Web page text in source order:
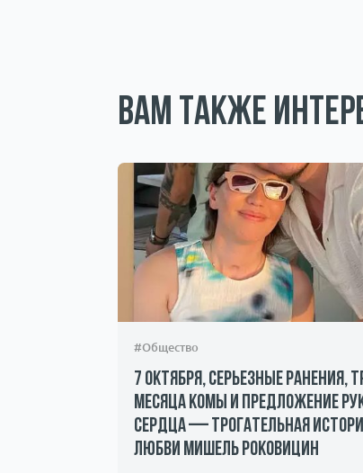
Вам также
#Общество
7 октября, серьезные ранения,
месяца комы и предложение
сердца — трогательная
любви Мишель Роковицин